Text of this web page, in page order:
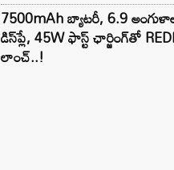
7500mAh బ్యాటరీ, 6.9
డిస్‌ప్లే, 45W ఫాస్ట్ ఛార్జింగ్‌తో
లాంచ్..!